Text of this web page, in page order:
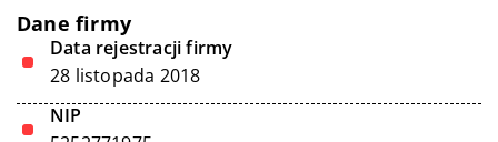
Dane firmy
Data rejestracji firmy
28 listopada 2018
NIP